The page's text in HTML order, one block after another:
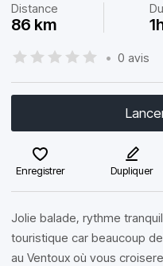
Distance
86 km
• 0 avis
Enregistrer Dupliquer
Jolie balade, rythme
touristique car beaucoup
au Ventoux où vous